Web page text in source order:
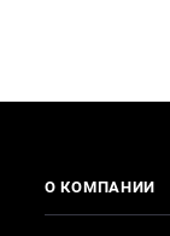
О КОМПАНИИ